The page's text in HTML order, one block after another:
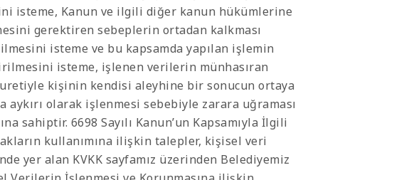
isteme, Kanun ve ilgili diğer kanun hükümlerine
gerektiren sebeplerin ortadan kalkması
isteme ve bu kapsamda yapılan işlemin
isteme, işlenen verilerin münhasıran
kişinin kendisi aleyhine bir sonucun ortaya
olarak işlenmesi sebebiyle zarara uğraması
sahiptir. 6698 Sayılı Kanun’un Kapsamıyla İlgili
kullanımına ilişkin talepler, kişisel veri
yer alan KVKK sayfamız üzerinden Belediyemiz